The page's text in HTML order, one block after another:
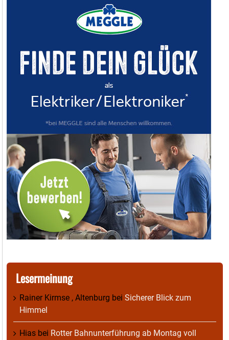
Lesermeinung
Rainer Kirmse , Altenburg bei Sicherer Blick zum
Himmel
Hias bei Rotter Bahnunterführung ab Montag voll